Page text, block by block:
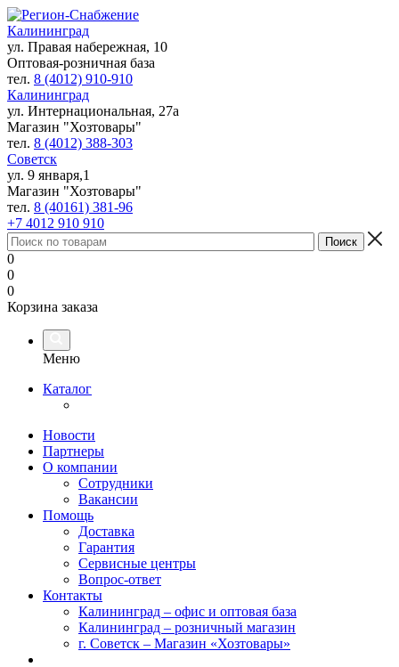
Калининград
ул. Правая набережная, 10
Оптовая-розничная база
тел. 8 (4012) 910-910
Калининград
ул. Интернациональная, 27а
Магазин "Хозтовары"
тел. 8 (4012) 388-303
Советск
ул. 9 января,1
Магазин "Хозтовары"
тел. 8 (40161) 381-96
+7 4012 910 910
0
0
0
Корзина заказа
Меню
Каталог
Новости
Партнеры
О компании
Сотрудники
Вакансии
Помощь
Доставка
Гарантия
Сервисные центры
Вопрос-ответ
Контакты
Калининград – офис и оптовая база
Калининград – розничный магазин
г. Советск – Магазин «Хозтовары»